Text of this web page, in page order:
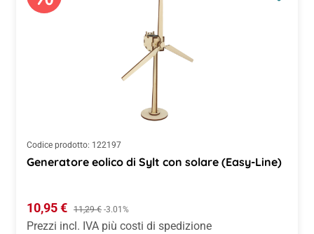
Codice prodotto: 122197
Generatore eolico di Sylt con solare (Easy-Line)
Prezzo di vendita:
10,95 € Prezzo normale:
11,29 € -3.01%
Prezzi incl. IVA più costi di spedizione